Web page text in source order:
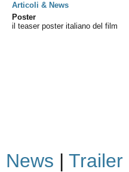
Articoli & News
Poster
il teaser poster italiano del film
News | Trailer